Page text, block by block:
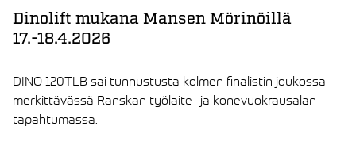
Dinolift mukana Mansen Mörinöillä
17.-18.4.2026
DINO 120TLB sai tunnustusta kolmen finalistin joukossa
merkittävässä Ranskan työlaite- ja konevuokrausalan
tapahtumassa.